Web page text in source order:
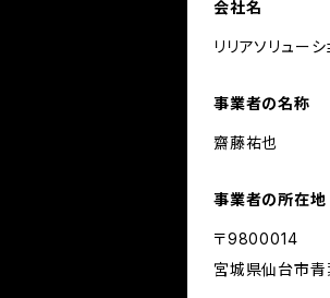
会社名
リリアソリュー
事業者の名称
齋藤祐也
事業者の所在地
〒9800014
宮城県仙台市青